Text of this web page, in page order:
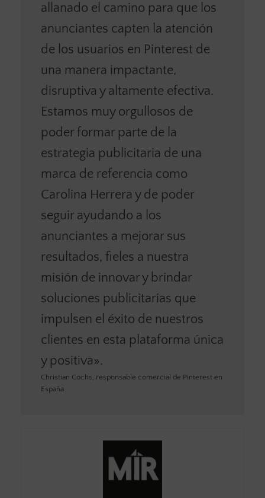
allanado el camino para que los
anunciantes capten la atención
de los usuarios en Pinterest de
una manera impactante,
disruptiva y altamente efectiva.
Estamos muy orgullosos de
poder formar parte de la
estrategia publicitaria de una
marca de referencia como
Carolina Herrera y de poder
seguir ayudando a los
anunciantes a mejorar sus
resultados, fieles a nuestra
misión de innovar y brindar
soluciones publicitarias que
impulsen el éxito de nuestros
clientes en esta plataforma única
y positiva».
Christian Cochs, responsable comercial de Pinterest en
España